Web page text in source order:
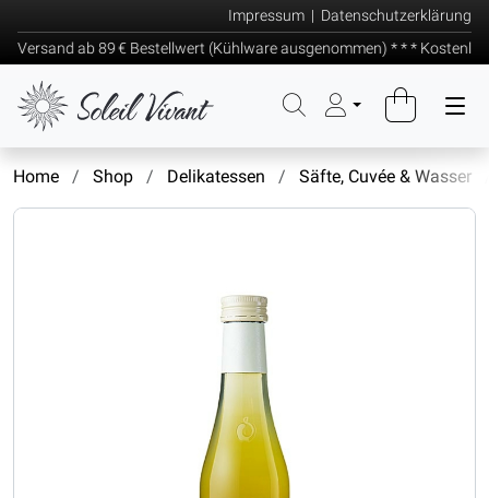
Versand ab 89 € Bestellwert (Kühlware ausgenommen) * * *
Impressum | Datenschutzerklärung
Home Shop Delikatessen Säfte, Cuvée & Wasser